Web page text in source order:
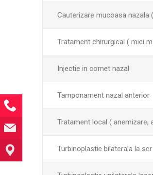
pacientihumanitas1@gmail.com
Cauterizare mucoasa nazala
Tratament chirurgical ( mici
Injectie in cornet nazal
Tamponament nazal anterior
Tratament local ( anemizare,
Turbinoplastie bilaterala la ser